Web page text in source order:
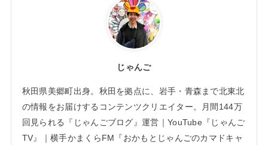
じゃんご
秋田県美郷町出身。秋田を拠点に、岩手・青森まで北東北
の情報をお届けするコンテンツクリエイター。月間144万
回見られる『じゃんごブログ』運営｜YouTube『じゃんご
TV』｜横手かまくらFM『おかもとじゃんごのカマドキャ